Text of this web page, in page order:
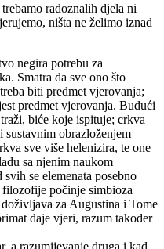
radoznalih djela ni
ništa ne želimo iznad
negira potrebu za
Smatra da sve ono što
biti predmet vjerovanja;
predmet vjerovanja. Budući
biće koje ispituje; crkva
sustavnim obrazloženjem
sve više helenizira, te one
sa njenim naukom
se elemenata posebno
počinje simbioza
za Augustina i Tome
daje vjeri, razum također
a razumijevanje druga i kad